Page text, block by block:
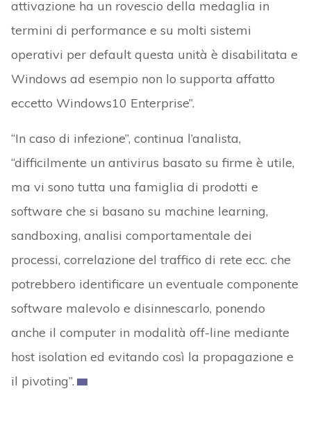
attivazione ha un rovescio della medaglia in
termini di performance e su molti sistemi
operativi per default questa unità è disabilitata e
Windows ad esempio non lo supporta affatto
eccetto Windows10 Enterprise”.
“In caso di infezione”, continua l’analista,
“difficilmente un antivirus basato su firme è utile,
ma vi sono tutta una famiglia di prodotti e
software che si basano su machine learning,
sandboxing, analisi comportamentale dei
processi, correlazione del traffico di rete ecc. che
potrebbero identificare un eventuale componente
software malevolo e disinnescarlo, ponendo
anche il computer in modalità off-line mediante
host isolation ed evitando così la propagazione e
il pivoting”.